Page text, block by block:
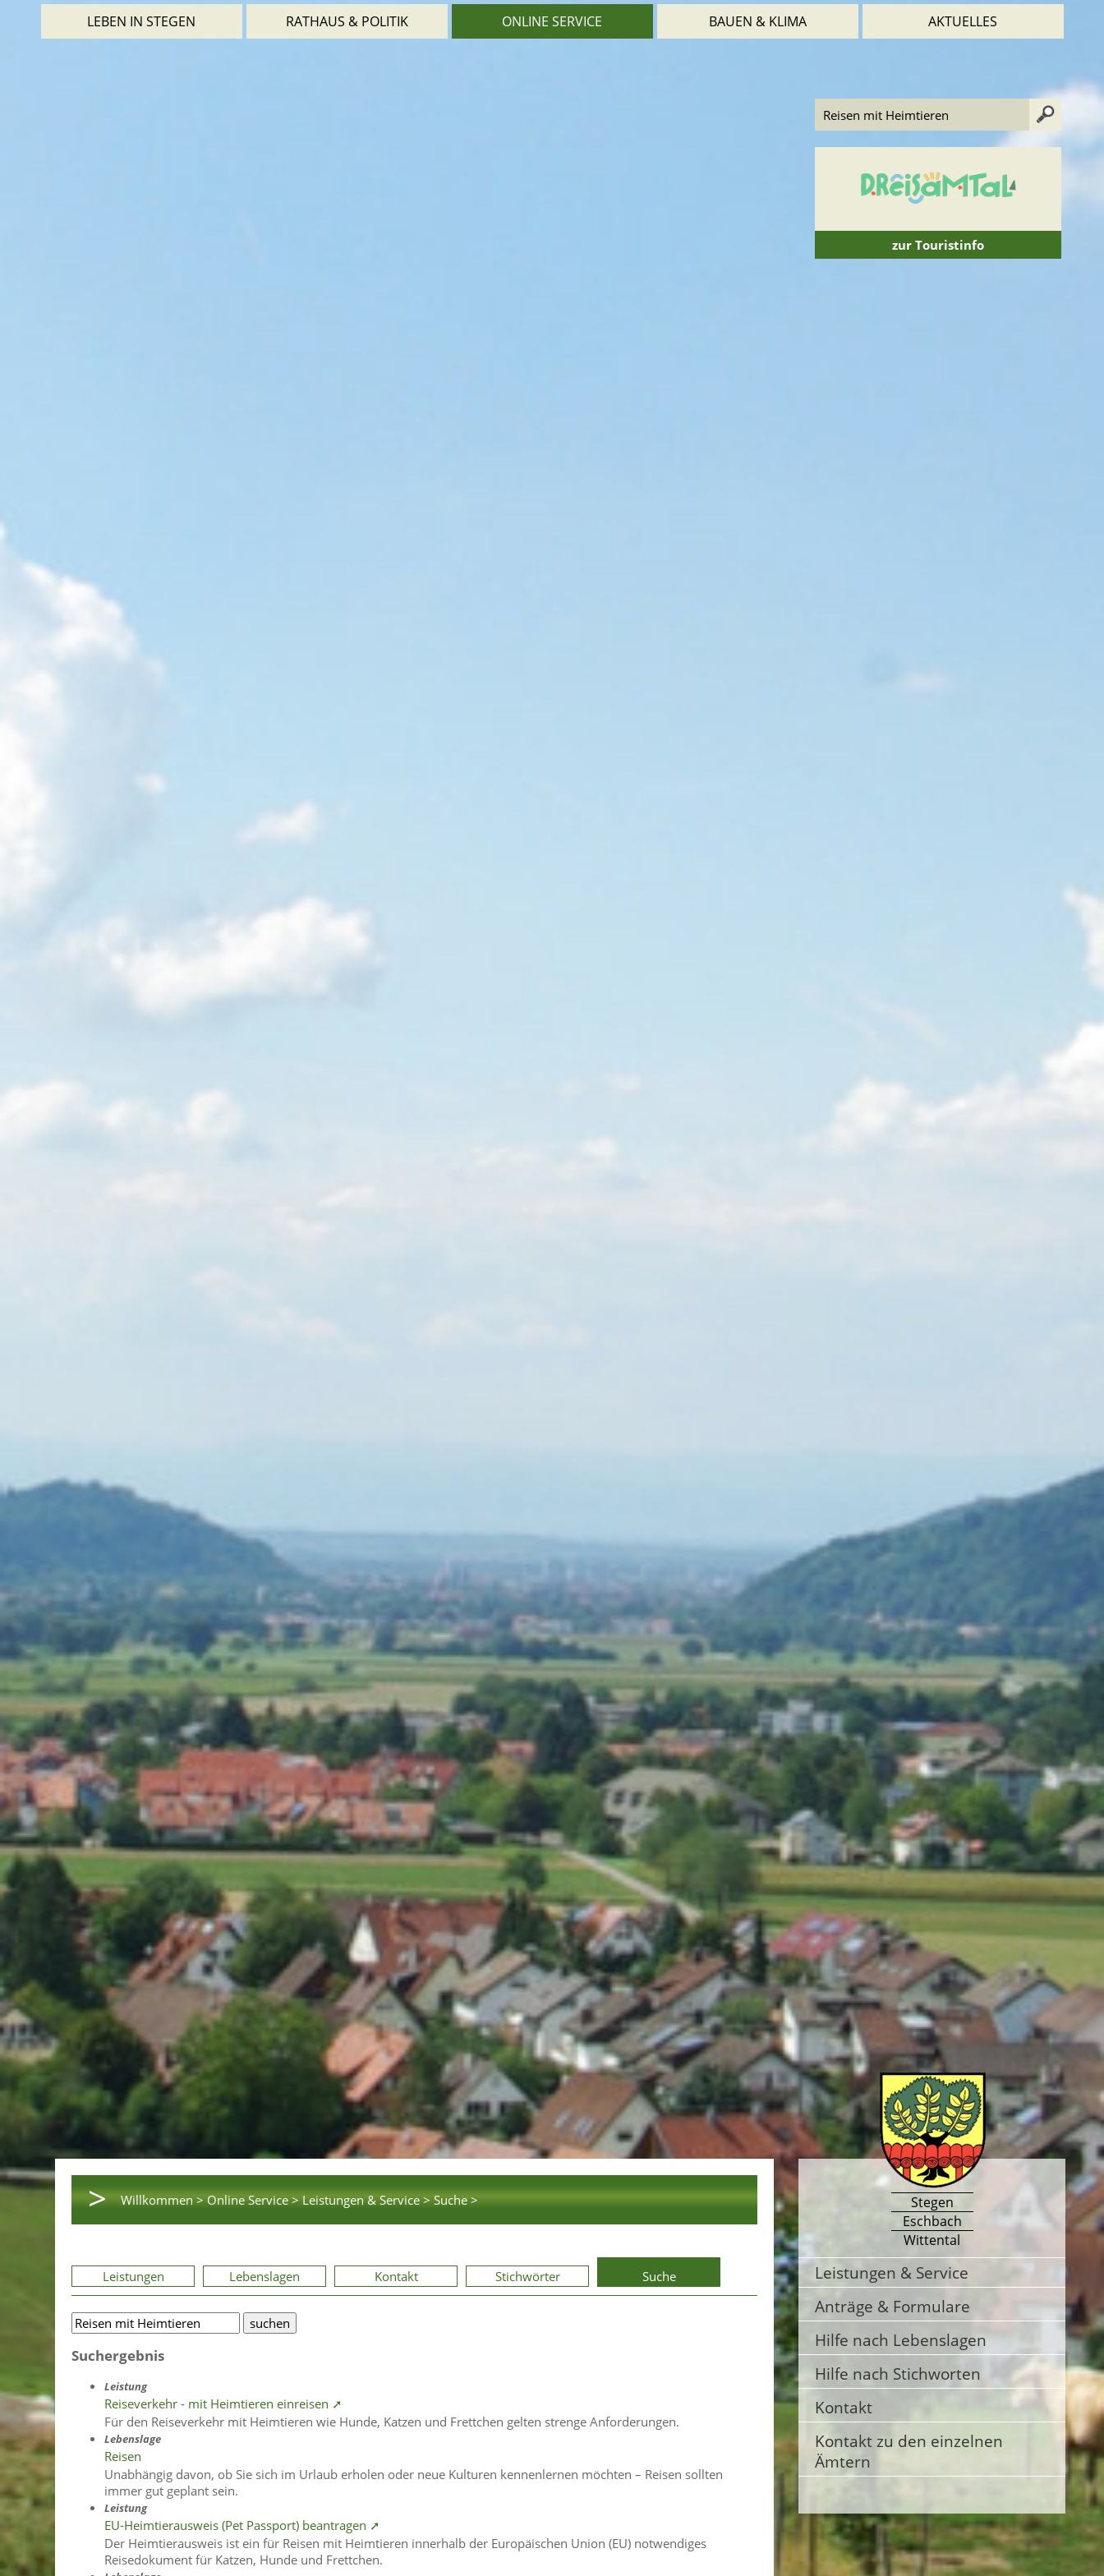
LEBEN IN STEGEN RATHAUS & POLITIK ONLINE SERVICE BAUEN & KLIMA AKTUELLES
zur Touristinfo
> Willkommen > Online Service > Leistungen & Service > Suche >
Leistungen Lebenslagen Kontakt Stichwörter Suche
Suchergebnis
Leistung
Reiseverkehr - mit Heimtieren einreisen ➚
Für den Reiseverkehr mit Heimtieren wie Hunde, Katzen und Frettchen gelten strenge Anforderungen.
Lebenslage
Reisen
Unabhängig davon, ob Sie sich im Urlaub erholen oder neue Kulturen kennenlernen möchten – Reisen sollten
immer gut geplant sein.
Leistung
EU-Heimtierausweis (Pet Passport) beantragen ➚
Der Heimtierausweis ist ein für Reisen mit Heimtieren innerhalb der Europäischen Union (EU) notwendiges
Reisedokument für Katzen, Hunde und Frettchen.
Stegen
Eschbach
Wittental
Leistungen & Service
Anträge & Formulare
Hilfe nach Lebenslagen
Hilfe nach Stichworten
Kontakt
Kontakt zu den einzelnen
Ämtern